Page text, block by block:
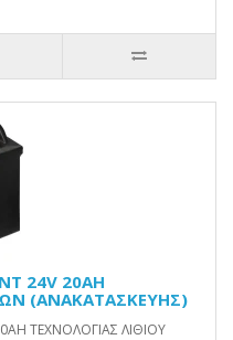
24V 20AH
(ΑΝΑΚΑΤΑΣΚΕΥΗΣ)
ΤΕΧΝΟΛΟΓΙΑΣ ΛΙΘΙΟΥ